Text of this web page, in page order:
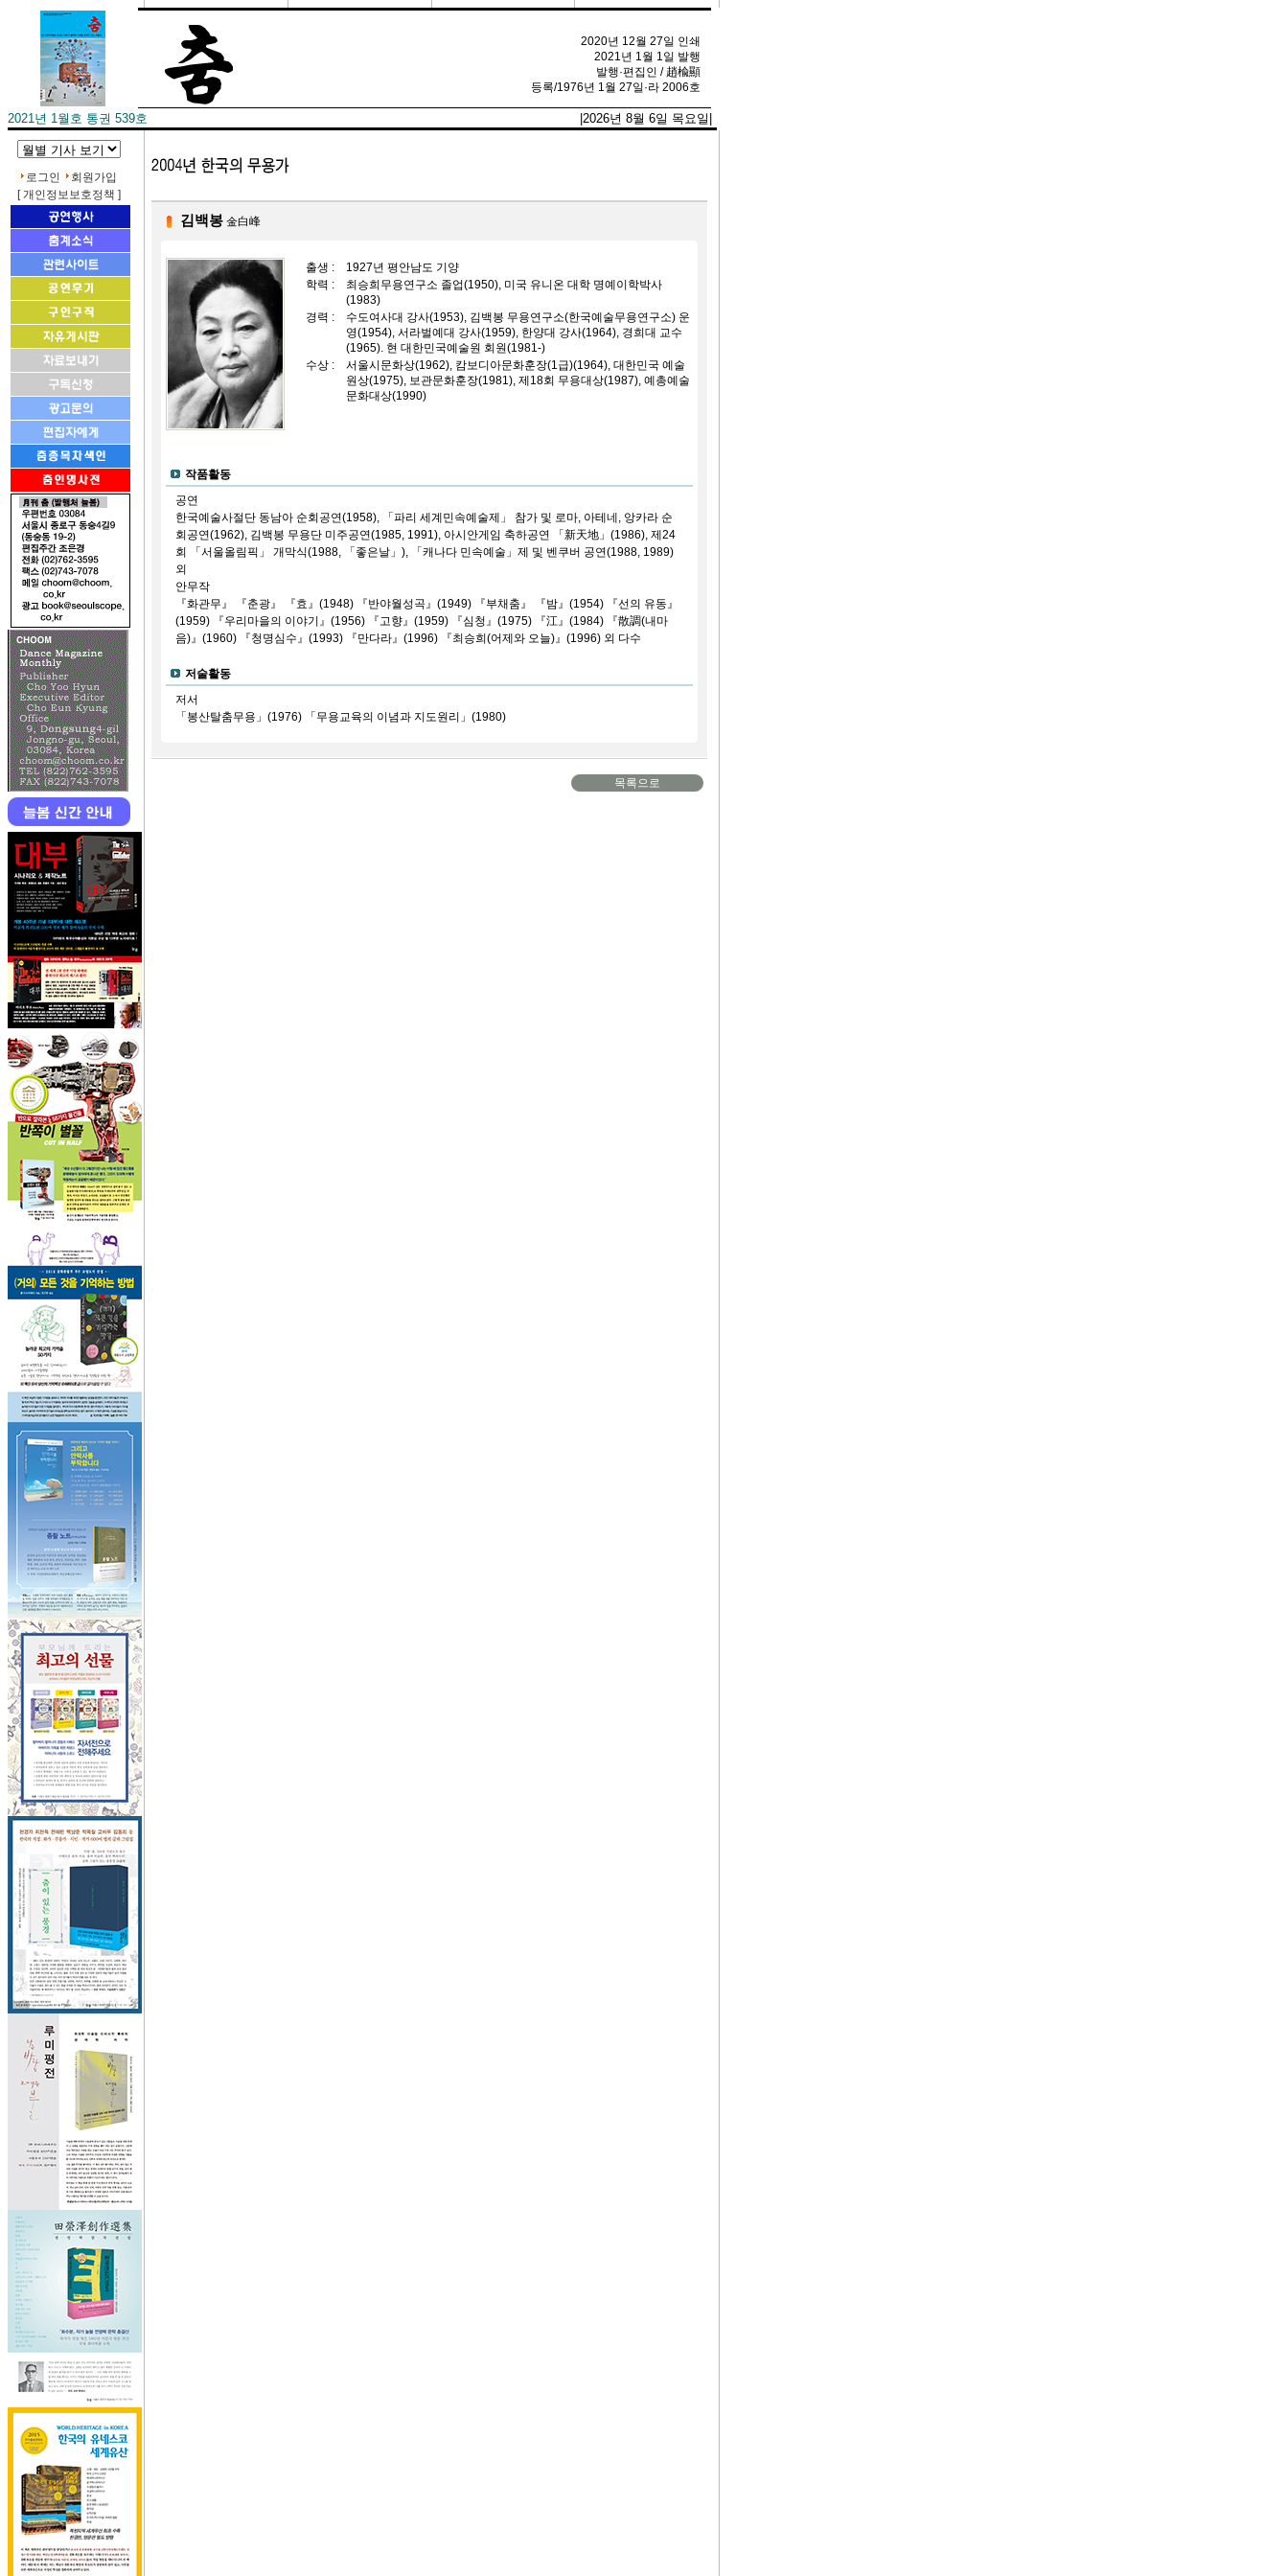
2020년 12월 27일 인쇄
2021년 1월 1일 발행
발행·편집인 / 趙楡顯
등록/1976년 1월 27일·라 2006호
2021년 1월호 통권 539호 |2026년 8월 6일 목요일|
로그인
회원가입
[ 개인정보보호정책 ]
김백봉 金白峰
출생 :
1927년 평안남도 기양
학력 :
최승희무용연구소 졸업(1950), 미국 유니온 대학 명예이학박사
(1983)
경력 :
수도여사대 강사(1953), 김백봉 무용연구소(한국예술무용연구소) 운
영(1954), 서라벌예대 강사(1959), 한양대 강사(1964), 경희대 교수
(1965). 현 대한민국예술원 회원(1981-)
수상 :
서울시문화상(1962), 캄보디아문화훈장(1급)(1964), 대한민국 예술
원상(1975), 보관문화훈장(1981), 제18회 무용대상(1987), 예총예술
문화대상(1990)
작품활동
공연
한국예술사절단 동남아 순회공연(1958), 「파리 세계민속예술제」 참가 및 로마, 아테네, 앙카라 순
회공연(1962), 김백봉 무용단 미주공연(1985, 1991), 아시안게임 축하공연 「新天地」(1986), 제24
회 「서울올림픽」 개막식(1988, 「좋은날」), 「캐나다 민속예술」제 및 벤쿠버 공연(1988, 1989)
외
안무작
『화관무』 『춘광』 『효』(1948) 『반야월성곡』(1949) 『부채춤』 『밤』(1954) 『선의 유동』
(1959) 『우리마을의 이야기』(1956) 『고향』(1959) 『심청』(1975) 『江』(1984) 『散調(내마
음)』(1960) 『청명심수』(1993) 『만다라』(1996) 『최승희(어제와 오늘)』(1996) 외 다수
저술활동
저서
「봉산탈춤무용」(1976) 「무용교육의 이념과 지도원리」(1980)
목록으로